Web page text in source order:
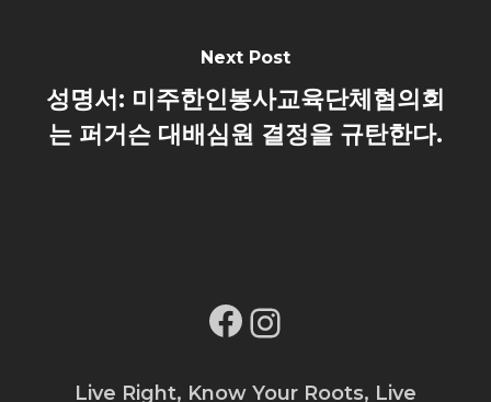
Next Post
성명서: 미주한인봉사교육단체협의회
는 퍼거슨 대배심원 결정을 규탄한다.
Facebook
Live Right, Know Your Roots, Live